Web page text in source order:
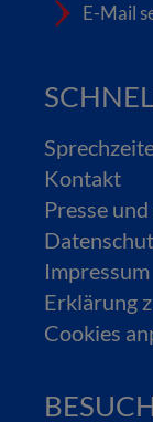
E-Mail
Kontakt
Presse
Impressum
Erklärung
Cookies